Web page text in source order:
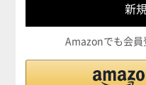
Amazonでも会員